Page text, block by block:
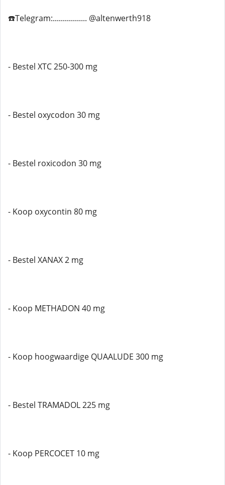
☎️Telegram:................. @altenwerth918
- Bestel XTC 250-300 mg
- Bestel oxycodon 30 mg
- Bestel roxicodon 30 mg
- Koop oxycontin 80 mg
- Bestel XANAX 2 mg
- Koop METHADON 40 mg
- Koop hoogwaardige QUAALUDE 300 mg
- Bestel TRAMADOL 225 mg
- Koop PERCOCET 10 mg